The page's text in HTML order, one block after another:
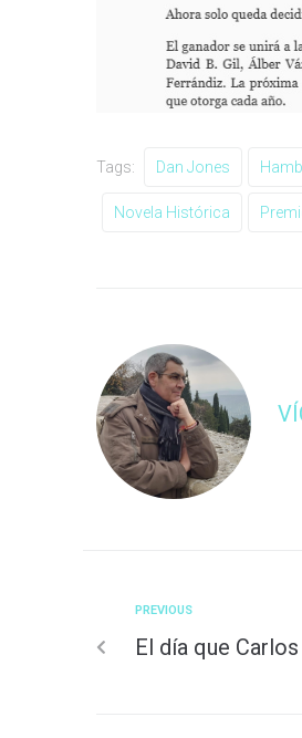
Tags: Dan Jones
Novela Histórica
PREVIOUS
El día que